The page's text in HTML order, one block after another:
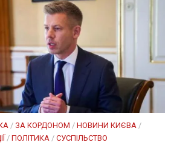
/ ЗА КОРДОНОМ / НОВИНИ КИЄВА /
/ ПОЛІТИКА / СУСПІЛЬСТВО